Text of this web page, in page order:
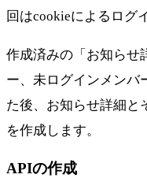
回はcookieによるログ
作成済みの「お知らせ
ー、未ログインメンバ
た後、お知らせ詳細と
を作成します。
APIの作成